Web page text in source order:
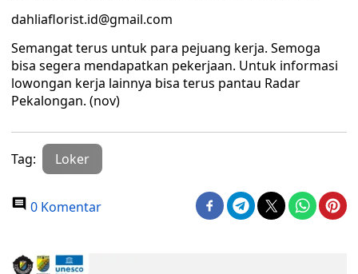
dahliaflorist.id@gmail.com
Semangat terus untuk para pejuang kerja. Semoga
bisa segera mendapatkan pekerjaan. Untuk informasi
lowongan kerja lainnya bisa terus pantau Radar
Pekalongan. (nov)
Tag: Loker
0 Komentar